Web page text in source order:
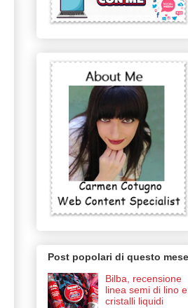
Post popolari di questo mese
Bilba, recensione
linea semi di lino e
cristalli liquidi